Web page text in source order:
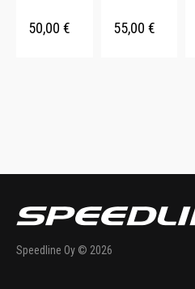
50,00 € 55,00 €
Speedline Oy © 2026